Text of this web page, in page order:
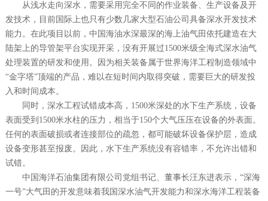
从浅水走向深水，需要采用完全不同的作业装备、生产设备及开
发技术，目前国际上也只有少数几家大型石油公司具备深水开发技术
能力。在此项目以前，中国海油水深最深的海上油气田依托建造在大
陆架上的导管架平台实现开采，没有开展过1500米级全海式深水油气
处理装置的研发和使用。因为相关装备属于世界海洋工程制造领域中
“金字塔”顶端的产品，难以在短时间内取得突破，需要巨大的研发投
入和时间成本。
同时，深水工程试错成本高，1500米深处的水下生产系统，设备
表面受到1500米水柱的压力，相当于150个大气压压在设备的外表面。
任何的表面破损或者连接部位的疏忽，都可能破坏设备保护层，造成
设备变形甚至报废。因此，水下生产系统没有容错率，不允许出错和
试错。
中国海洋石油集团有限公司党组书记、董事长汪东进表示，“深海
一号”大气田的开发意味着我国深水油气开发能力和深水海洋工程装备